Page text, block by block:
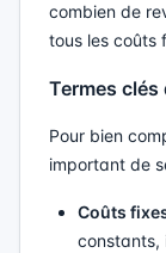
combien de
tous les coûts
Termes
Pour bien
important de
Coûts
constants,